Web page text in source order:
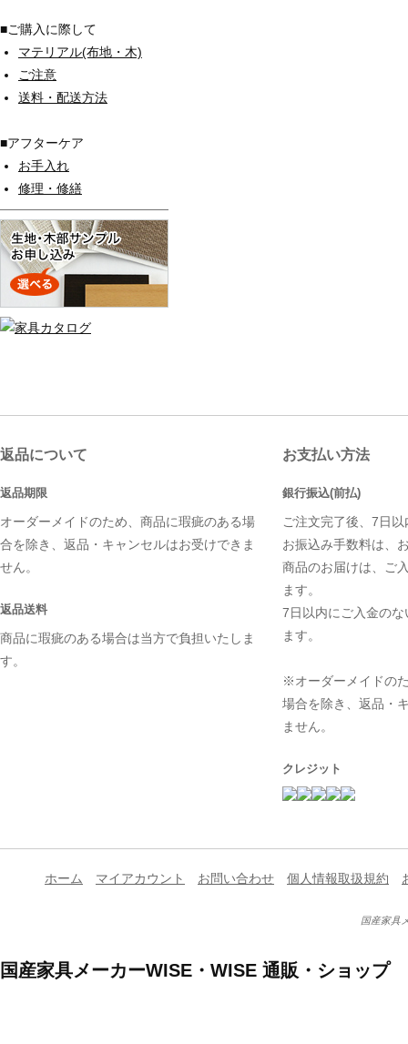
■ご購入に際して
マテリアル(布地・木)
ご注意
送料・配送方法
■アフターケア
お手入れ
修理・修繕
返品について
返品期限
オーダーメイドのため、商品に瑕疵のある場
合を除き、返品・キャンセルはお受けできま
せん。
返品送料
商品に瑕疵のある場合は当方で負担いたしま
す。
お支払い方法
銀行振込(前払)
ご注文完了後、7日
お振込み手数料は、
商品のお届けは、ご
ます。
7日以内にご入金の
ます。
※オーダーメイドの
場合を除き、返品・
ません。
クレジット
ホーム マイアカウント お問い合わせ 個人情報取扱規約
国産家具
国産家具メーカーWISE・WISE 通販・ショップ